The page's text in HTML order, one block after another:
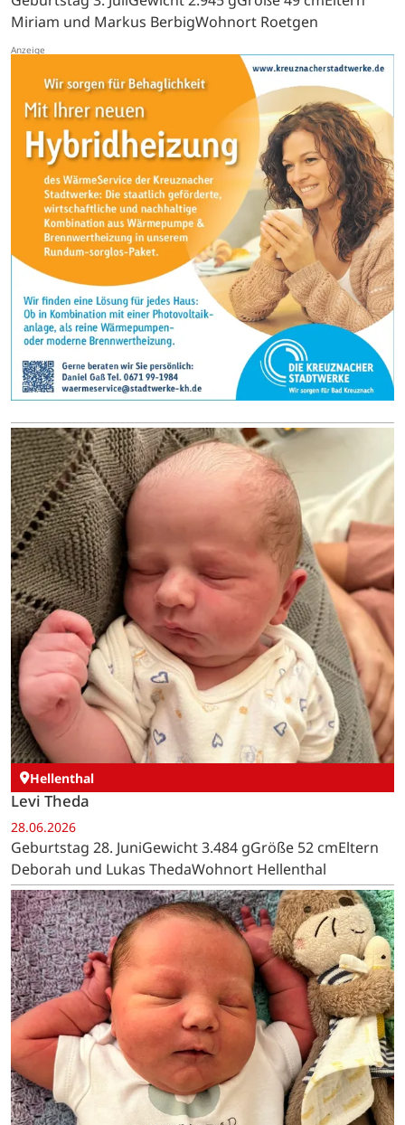
Miriam und Markus BerbigWohnort Roetgen
Hellenthal
Levi Theda
28.06.2026
Geburtstag 28. JuniGewicht 3.484 gGröße 52 cmEltern
Deborah und Lukas ThedaWohnort Hellenthal